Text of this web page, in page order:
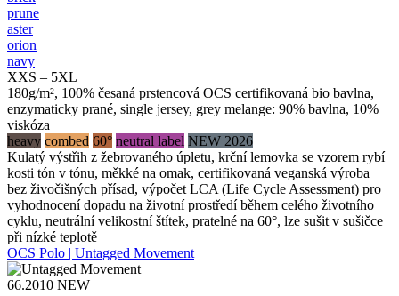
prune
aster
orion
navy
XXS – 5XL
180g/m², 100% česaná prstencová OCS certifikovaná bio bavlna,
enzymaticky prané, single jersey, grey melange: 90% bavlna, 10%
viskóza
heavy combed 60° neutral label NEW 2026
Kulatý výstřih z žebrovaného úpletu, krční lemovka se vzorem rybí
kosti tón v tónu, měkké na omak, certifikovaná veganská výroba
bez živočišných přísad, výpočet LCA (Life Cycle Assessment) pro
vyhodnocení dopadu na životní prostředí během celého životního
cyklu, neutrální velikostní štítek, pratelné na 60°, lze sušit v sušičce
při nízké teplotě
OCS Polo | Untagged Movement
66.2010 NEW